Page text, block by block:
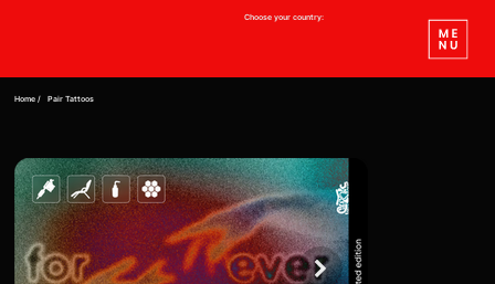
Choose your country:
Home / Pair Tattoos